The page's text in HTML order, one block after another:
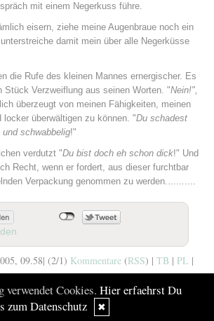
mit einem Negerkuss führe.
eisern, ziehe meine Augenbraue noch ein
damit mein über alle Negerküsse
die Rufe des kleinen Mannes ernergischer. Es
Stück Verzweiflung aus seinen Worten. "Nein!",
überzeugt von meinen Fähigkeiten, meinen
locker überwältigen zu können. "Du schadest
schwabbelig!"
verdutzt "Du bist doch eh schon dick!" Und
Recht, wenn er fordert, aus dieser furchtbar
Verpackung genommen zu werden...........
09.58| (2/1) Kommentare (RSS) | TB | PL |
verwendet Cookies. Hier erfaehrst Du
zum Datenschutz
✖